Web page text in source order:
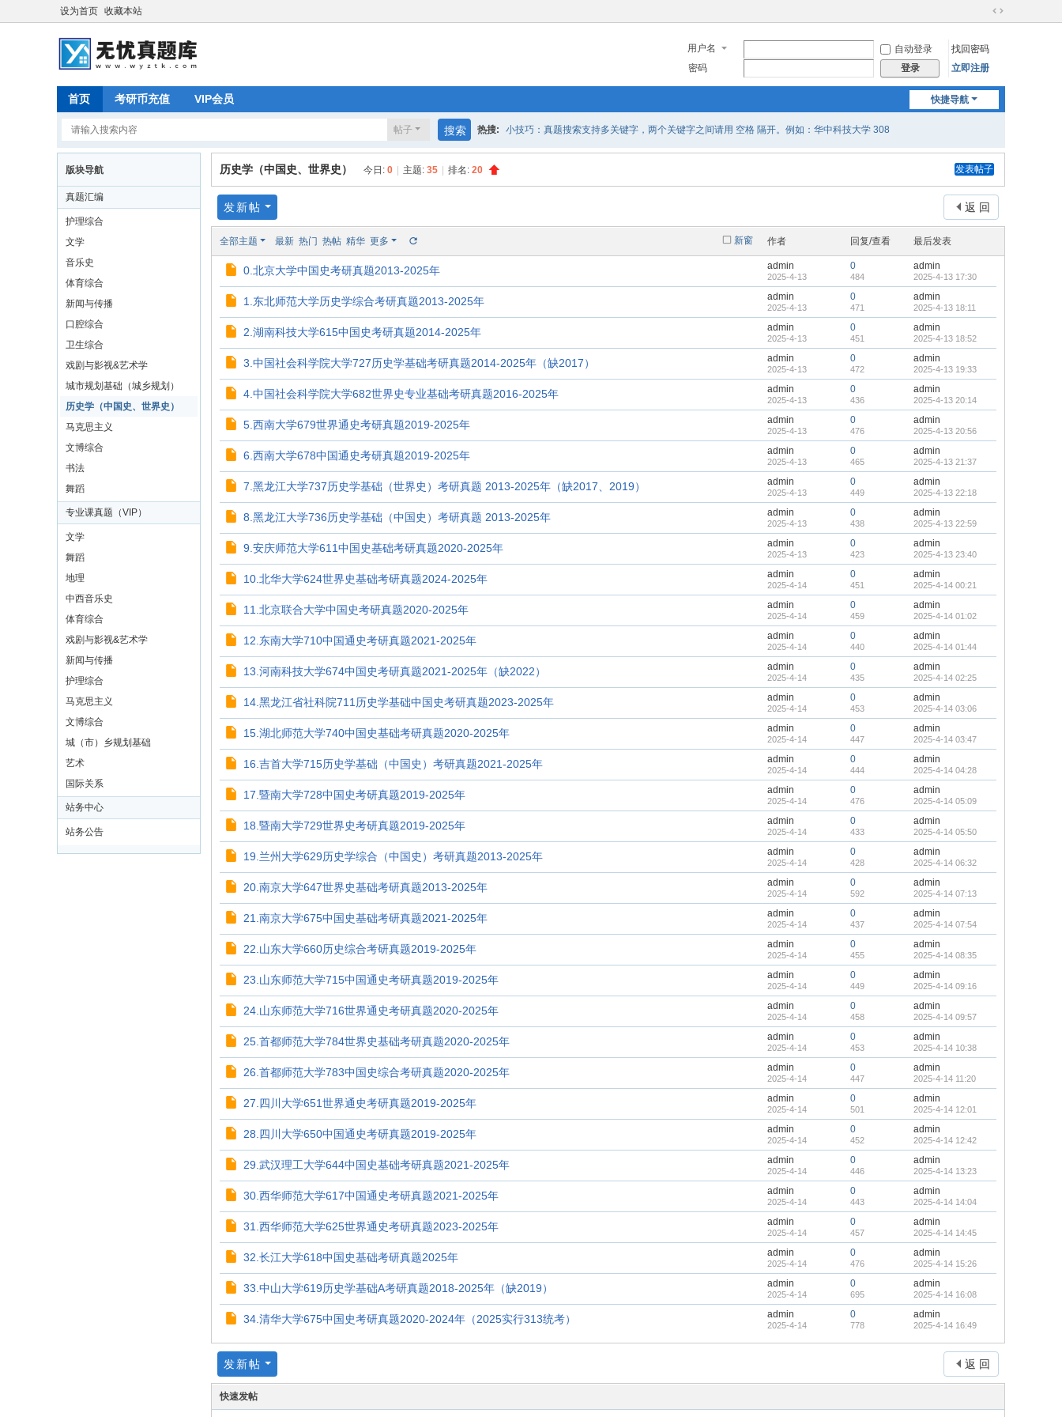
设为首页 收藏本站
切
用户名 自动登录
找回密码
密码
登录 立即注册
快捷导航
首页 考研币充值 VIP会员
帖子 搜索 热搜: 小技巧：真题搜索支持多关键字，两个关键字之间请用 空格 隔开。例如：华中科技大学 308
版块导航
真题汇编
护理综合
文学
音乐史
体育综合
新闻与传播
口腔综合
卫生综合
戏剧与影视&艺术学
城市规划基础（城乡规划）
历史学（中国史、世界史）
马克思主义
文博综合
书法
舞蹈
专业课真题（VIP）
文学
舞蹈
地理
中西音乐史
体育综合
戏剧与影视&艺术学
新闻与传播
护理综合
马克思主义
文博综合
城（市）乡规划基础
艺术
国际关系
站务中心
站务公告
发表帖子
历史学（中国史、世界史） 今日: 0 主题: 35 排名: 20
返 回
发新帖
新窗
全部主题 最新 热门 热帖 精华 更多 作者 回复/查看 最后发表
0.北京大学中国史考研真题2013-2025年 admin
2025-4-13
0
484
admin
2025-4-13 17:30
1.东北师范大学历史学综合考研真题2013-2025年 admin
2025-4-13
0
471
admin
2025-4-13 18:11
2.湖南科技大学615中国史考研真题2014-2025年 admin
2025-4-13
0
451
admin
2025-4-13 18:52
3.中国社会科学院大学727历史学基础考研真题2014-2025年（缺2017） admin
2025-4-13
0
472
admin
2025-4-13 19:33
4.中国社会科学院大学682世界史专业基础考研真题2016-2025年 admin
2025-4-13
0
436
admin
2025-4-13 20:14
5.西南大学679世界通史考研真题2019-2025年 admin
2025-4-13
0
476
admin
2025-4-13 20:56
6.西南大学678中国通史考研真题2019-2025年 admin
2025-4-13
0
465
admin
2025-4-13 21:37
7.黑龙江大学737历史学基础（世界史）考研真题 2013-2025年（缺2017、2019） admin
2025-4-13
0
449
admin
2025-4-13 22:18
8.黑龙江大学736历史学基础（中国史）考研真题 2013-2025年 admin
2025-4-13
0
438
admin
2025-4-13 22:59
9.安庆师范大学611中国史基础考研真题2020-2025年 admin
2025-4-13
0
423
admin
2025-4-13 23:40
10.北华大学624世界史基础考研真题2024-2025年 admin
2025-4-14
0
451
admin
2025-4-14 00:21
11.北京联合大学中国史考研真题2020-2025年 admin
2025-4-14
0
459
admin
2025-4-14 01:02
12.东南大学710中国通史考研真题2021-2025年 admin
2025-4-14
0
440
admin
2025-4-14 01:44
13.河南科技大学674中国史考研真题2021-2025年（缺2022） admin
2025-4-14
0
435
admin
2025-4-14 02:25
14.黑龙江省社科院711历史学基础中国史考研真题2023-2025年 admin
2025-4-14
0
453
admin
2025-4-14 03:06
15.湖北师范大学740中国史基础考研真题2020-2025年 admin
2025-4-14
0
447
admin
2025-4-14 03:47
16.吉首大学715历史学基础（中国史）考研真题2021-2025年 admin
2025-4-14
0
444
admin
2025-4-14 04:28
17.暨南大学728中国史考研真题2019-2025年 admin
2025-4-14
0
476
admin
2025-4-14 05:09
18.暨南大学729世界史考研真题2019-2025年 admin
2025-4-14
0
433
admin
2025-4-14 05:50
19.兰州大学629历史学综合（中国史）考研真题2013-2025年 admin
2025-4-14
0
428
admin
2025-4-14 06:32
20.南京大学647世界史基础考研真题2013-2025年 admin
2025-4-14
0
592
admin
2025-4-14 07:13
21.南京大学675中国史基础考研真题2021-2025年 admin
2025-4-14
0
437
admin
2025-4-14 07:54
22.山东大学660历史综合考研真题2019-2025年 admin
2025-4-14
0
455
admin
2025-4-14 08:35
23.山东师范大学715中国通史考研真题2019-2025年 admin
2025-4-14
0
449
admin
2025-4-14 09:16
24.山东师范大学716世界通史考研真题2020-2025年 admin
2025-4-14
0
458
admin
2025-4-14 09:57
25.首都师范大学784世界史基础考研真题2020-2025年 admin
2025-4-14
0
453
admin
2025-4-14 10:38
26.首都师范大学783中国史综合考研真题2020-2025年 admin
2025-4-14
0
447
admin
2025-4-14 11:20
27.四川大学651世界通史考研真题2019-2025年 admin
2025-4-14
0
501
admin
2025-4-14 12:01
28.四川大学650中国通史考研真题2019-2025年 admin
2025-4-14
0
452
admin
2025-4-14 12:42
29.武汉理工大学644中国史基础考研真题2021-2025年 admin
2025-4-14
0
446
admin
2025-4-14 13:23
30.西华师范大学617中国通史考研真题2021-2025年 admin
2025-4-14
0
443
admin
2025-4-14 14:04
31.西华师范大学625世界通史考研真题2023-2025年 admin
2025-4-14
0
457
admin
2025-4-14 14:45
32.长江大学618中国史基础考研真题2025年 admin
2025-4-14
0
476
admin
2025-4-14 15:26
33.中山大学619历史学基础A考研真题2018-2025年（缺2019） admin
2025-4-14
0
695
admin
2025-4-14 16:08
34.清华大学675中国史考研真题2020-2024年（2025实行313统考） admin
2025-4-14
0
778
admin
2025-4-14 16:49
返 回
发新帖
快速发帖